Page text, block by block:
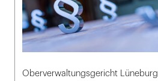
Oberverwaltungsgericht Lüneburg